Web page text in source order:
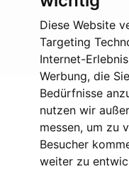
Diese Website
Targeting
Internet-
Werbung, die
Bedürfnisse
nutzen wir
messen, um zu
Besucher
weiter zu